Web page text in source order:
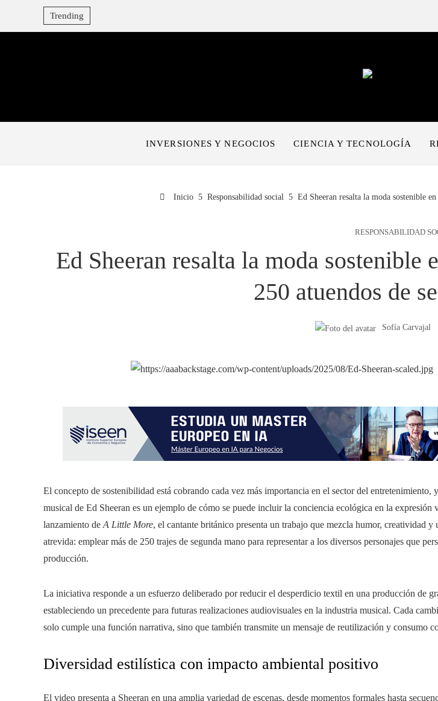
Trending
INVERSIONES Y NEGOCIOS CIENCIA Y TECNOLOGÍA
Inicio Responsabilidad social Ed Sheeran resalta la moda sostenible
RESPONSABILIDAD
Ed Sheeran resalta la moda sostenible
250 atuendos de
Sofía Carvajal
El concepto de sostenibilidad está cobrando cada vez más importancia en el sector del entretenimiento,
musical de Ed Sheeran es un ejemplo de cómo se puede incluir la conciencia ecológica en la expresión
lanzamiento de A Little More, el cantante británico presenta un trabajo que mezcla humor, creatividad y
atrevida: emplear más de 250 trajes de segunda mano para representar a los diversos personajes que
producción.
La iniciativa responde a un esfuerzo deliberado por reducir el desperdicio textil en una producción de
estableciendo un precedente para futuras realizaciones audiovisuales en la industria musical. Cada
solo cumple una función narrativa, sino que también transmite un mensaje de reutilización y consumo
Diversidad estilística con impacto ambiental positivo
El video presenta a Sheeran en una amplia variedad de escenas, desde momentos formales hasta